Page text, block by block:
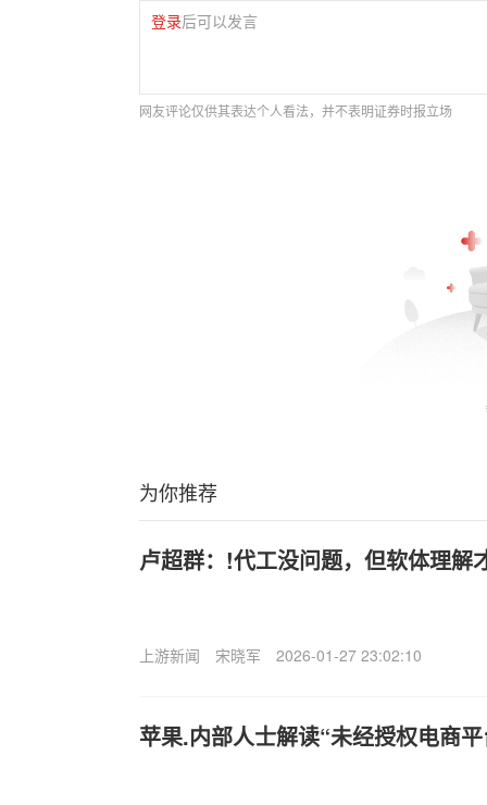
登录后可以发言
网友评论仅供其表达个人看法，并不表明证券时报立场
为你推荐
卢超群：!代工没问题，但软体理解
上游新闻 宋晓军 2026-01-27 23:02:10
苹果.内部人士解读“未经授权电商